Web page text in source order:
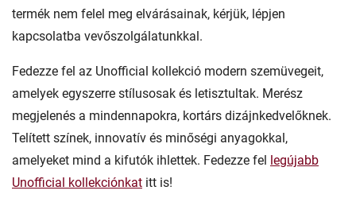
termék nem felel meg elvárásainak, kérjük, lépjen
kapcsolatba vevőszolgálatunkkal.
Fedezze fel az Unofficial kollekció modern szemüvegeit,
amelyek egyszerre stílusosak és letisztultak. Merész
megjelenés a mindennapokra, kortárs dizájnkedvelőknek.
Telített színek, innovatív és minőségi anyagokkal,
amelyeket mind a kifutók ihlettek. Fedezze fel legújabb
Unofficial kollekciónkat itt is!